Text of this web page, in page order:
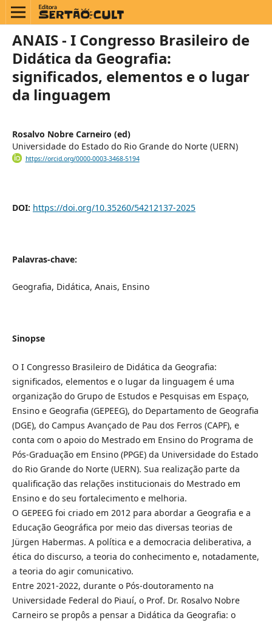
ANAIS - I Congresso Brasileiro de
Didática da Geografia:
significados, elementos e o lugar
da linguagem
Rosalvo Nobre Carneiro (ed)
Universidade do Estado do Rio Grande do Norte (UERN)
https://orcid.org/0000-0003-3468-5194
DOI: https://doi.org/10.35260/54212137-2025
Palavras-chave:
Geografia, Didática, Anais, Ensino
Sinopse
O I Congresso Brasileiro de Didática da Geografia:
significados, elementos e o lugar da linguagem é uma
organização do Grupo de Estudos e Pesquisas em Espaço,
Ensino e Geografia (GEPEEG), do Departamento de Geografia
(DGE), do Campus Avançado de Pau dos Ferros (CAPF), e
conta com o apoio do Mestrado em Ensino do Programa de
Pós-Graduação em Ensino (PPGE) da Universidade do Estado
do Rio Grande do Norte (UERN). Sua realização parte da
qualificação das relações institucionais do Mestrado em
Ensino e do seu fortalecimento e melhoria.
O GEPEEG foi criado em 2012 para abordar a Geografia e a
Educação Geográfica por meio das diversas teorias de
Jürgen Habermas. A política e a democracia deliberativa, a
ética do discurso, a teoria do conhecimento e, notadamente,
a teoria do agir comunicativo.
Entre 2021-2022, durante o Pós-doutoramento na
Universidade Federal do Piauí, o Prof. Dr. Rosalvo Nobre
Carneiro se propôs a pensar a Didática da Geografia: o